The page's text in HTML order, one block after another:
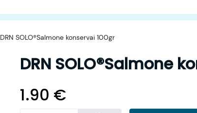
DRN SOLO®Salmone konservai 100gr
DRN SOLO®Salmone
1.90 €